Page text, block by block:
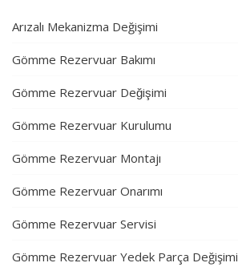
Arızalı Mekanizma Değişimi
Gömme Rezervuar Bakımı
Gömme Rezervuar Değişimi
Gömme Rezervuar Kurulumu
Gömme Rezervuar Montajı
Gömme Rezervuar Onarımı
Gömme Rezervuar Servisi
Gömme Rezervuar Yedek Parça Değişimi